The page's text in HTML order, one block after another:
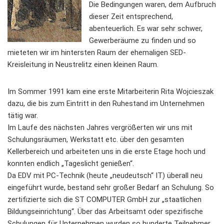
Die Bedingungen waren, dem Aufbruch
dieser Zeit entsprechend,
abenteuerlich. Es war sehr schwer,
Gewerberäume zu finden und so
mieteten wir im hintersten Raum der ehemaligen SED-
Kreisleitung in Neustrelitz einen kleinen Raum.
Im Sommer 1991 kam eine erste Mitarbeiterin Rita Wojcieszak
dazu, die bis zum Eintritt in den Ruhestand im Unternehmen
tätig war.
Im Laufe des nächsten Jahres vergrößerten wir uns mit
Schulungsräumen, Werkstatt etc. über den gesamten
Kellerbereich und arbeiteten uns in die erste Etage hoch und
konnten endlich „Tageslicht genießen“.
Da EDV mit PC-Technik (heute „neudeutsch“ IT) überall neu
eingeführt wurde, bestand sehr großer Bedarf an Schulung. So
zertifizierte sich die ST COMPUTER GmbH zur „staatlichen
Bildungseinrichtung“. Über das Arbeitsamt oder spezifische